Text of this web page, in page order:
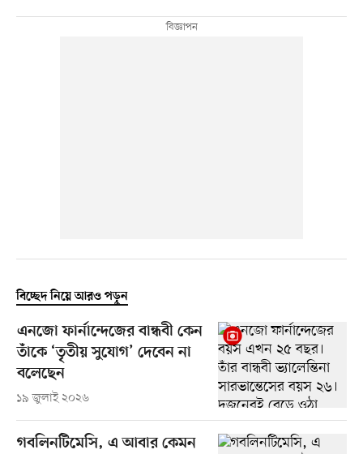
বিচ্ছেদ নিয়ে আরও পড়ুন
এনজো ফার্নান্দেজের বান্ধবী কেন
তাঁকে ‘তৃতীয় সুযোগ’ দেবেন না
বলেছেন
১৯ জুলাই ২০২৬
গবলিনটিমেসি, এ আবার কেমন